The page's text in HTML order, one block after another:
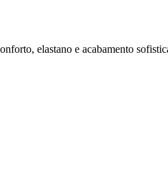
elastano e acabamento